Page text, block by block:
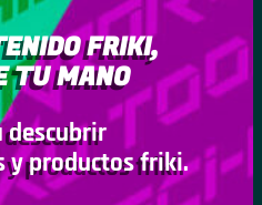
FRIKI,
TU MANO
descubrir
y productos friki.